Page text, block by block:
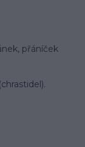
přáníček